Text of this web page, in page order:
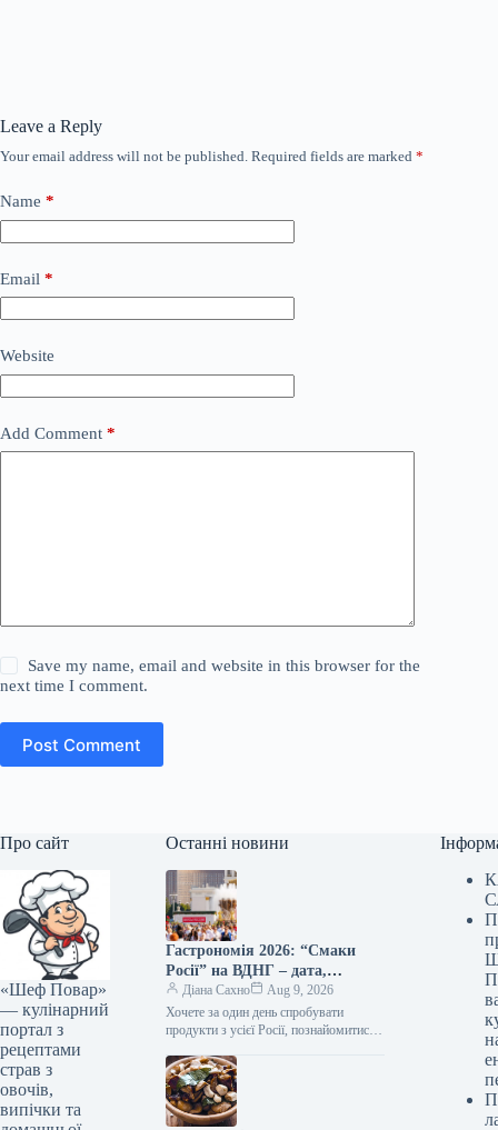
Leave a Reply
Your email address will not be published. Required fields are marked *
Name *
Email *
Website
Add Comment *
Save my name, email and website in this browser for the
next time I comment.
Post Comment
Про сайт
«Шеф Повар»
— кулінарний
портал з
рецептами
страв з
овочів,
випічки та
Останні новини
Гастрономія 2026: “Смаки
Росії” на ВДНГ – дата,
програма та головні новинки
Діана Сахно
Aug 9, 2026
Хочете за один день спробувати
продукти з усієї Росії, познайомитися з
традиціями та привезти додому
незвичайні сувеніри? Така…